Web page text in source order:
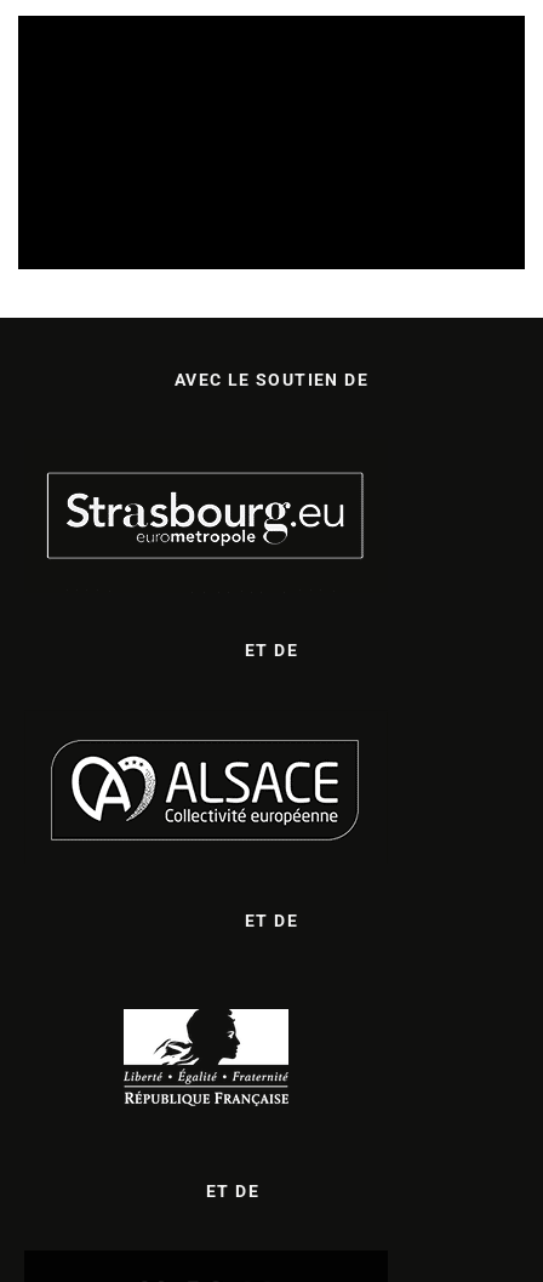
AVEC LE SOUTIEN DE
ET DE
ET DE
ET DE